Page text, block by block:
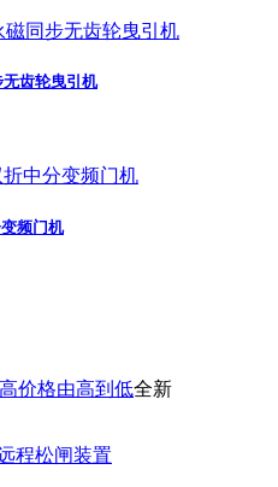
齿轮曳引机
频门机
价格由高到低全新
程松闸装置